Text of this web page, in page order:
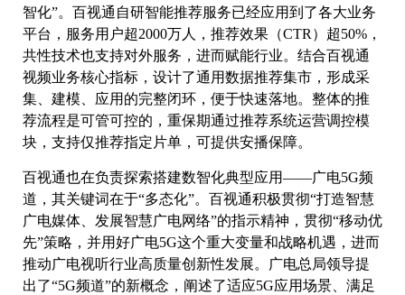
智化”。百视通自研智能推荐服务已经应用到了各大业务
平台，服务用户超2000万人，推荐效果（CTR）超50%，
共性技术也支持对外服务，进而赋能行业。结合百视通
视频业务核心指标，设计了通用数据推荐集市，形成采
集、建模、应用的完整闭环，便于快速落地。整体的推
荐流程是可管可控的，重保期通过推荐系统运营调控模
块，支持仅推荐指定片单，可提供安播保障。
百视通也在负责探索搭建数智化典型应用——广电5G频
道，其关键词在于“多态化”。百视通积极贯彻“打造智慧
广电媒体、发展智慧广电网络”的指示精神，贯彻“移动优
先”策略，并用好广电5G这个重大变量和战略机遇，进而
推动广电视听行业高质量创新性发展。广电总局领导提
出了“5G频道”的新概念，阐述了适应5G应用场景、满足